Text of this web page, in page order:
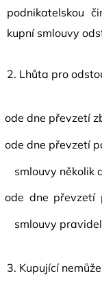
podnikatelskou
kupní smlouvy
2. Lhůta pro
ode dne převzetí
ode dne převzetí
smlouvy několik
ode dne převzetí
smlouvy
3. Kupující